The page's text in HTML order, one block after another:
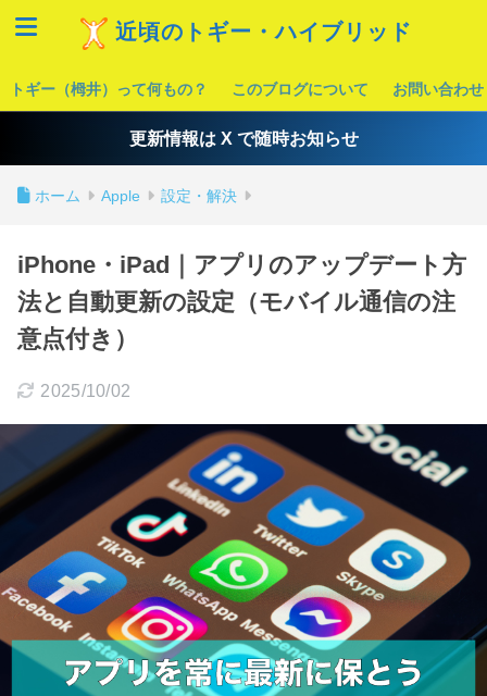
近頃のトギー・ハイブリッド
トギー（栂井）って何もの？ このブログについて お問い合わせ
更新情報は X で随時お知らせ
ホーム Apple 設定・解決
iPhone・iPad｜アプリのアップデート方
法と自動更新の設定（モバイル通信の注
意点付き）
2025/10/02